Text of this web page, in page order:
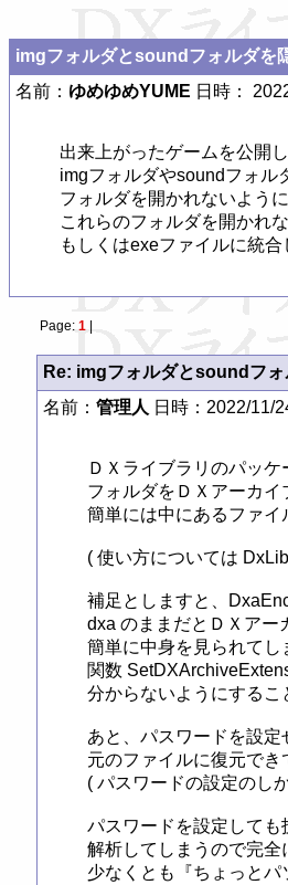
imgフォルダとsoundフォルダを
名前： ゆめゆめYUME 日時：
出来上がったゲームを公開
imgフォルダやsoundフォル
フォルダを開かれないよう
これらのフォルダを開かれ
もしくはexeファイルに統
Page: 1|
Re: imgフォルダとsoundフ
名前： 管理人 日時：2022/11/
ＤＸライブラリのパッ
フォルダをＤＸアーカ
簡単には中にあるファ
( 使い方については
補足としますと、
dxa のままだとＤＸアー
簡単に中身を見られて
関数
分からないようにするこ
あと、パスワードを設
元のファイルに復元で
( パスワードの設定のし
パスワードを設定して
解析してしまうので完
少なくとも『ちょっと